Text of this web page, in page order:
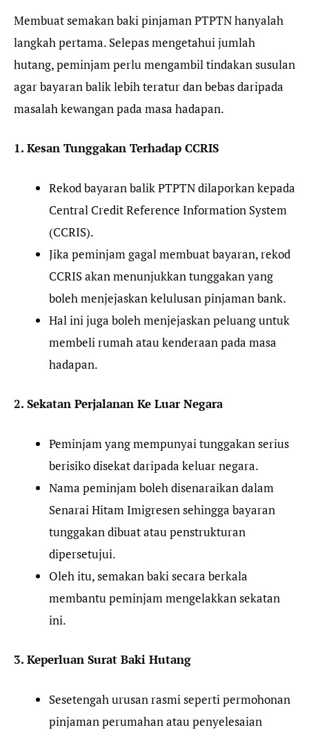
Membuat semakan baki pinjaman PTPTN hanyalah
langkah pertama. Selepas mengetahui jumlah
hutang, peminjam perlu mengambil tindakan susulan
agar bayaran balik lebih teratur dan bebas daripada
masalah kewangan pada masa hadapan.
1. Kesan Tunggakan Terhadap CCRIS
Rekod bayaran balik PTPTN dilaporkan kepada
Central Credit Reference Information System
(CCRIS).
Jika peminjam gagal membuat bayaran, rekod
CCRIS akan menunjukkan tunggakan yang
boleh menjejaskan kelulusan pinjaman bank.
Hal ini juga boleh menjejaskan peluang untuk
membeli rumah atau kenderaan pada masa
hadapan.
2. Sekatan Perjalanan Ke Luar Negara
Peminjam yang mempunyai tunggakan serius
berisiko disekat daripada keluar negara.
Nama peminjam boleh disenaraikan dalam
Senarai Hitam Imigresen sehingga bayaran
tunggakan dibuat atau penstrukturan
dipersetujui.
Oleh itu, semakan baki secara berkala
membantu peminjam mengelakkan sekatan
ini.
3. Keperluan Surat Baki Hutang
Sesetengah urusan rasmi seperti permohonan
pinjaman perumahan atau penyelesaian